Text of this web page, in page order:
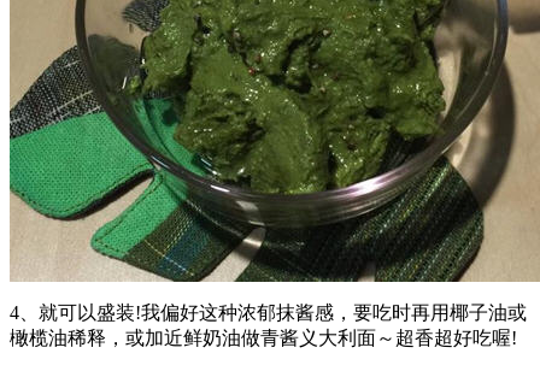
4、就可以盛装!我偏好这种浓郁抹酱感，要吃时再用椰子油或
橄榄油稀释，或加近鲜奶油做青酱义大利面～超香超好吃喔!